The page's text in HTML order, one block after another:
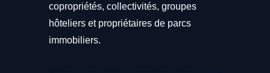
copropriétés, collectivités, groupes
hôteliers et propriétaires de parcs
immobiliers.